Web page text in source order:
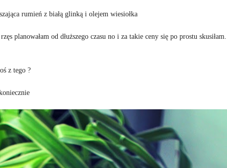
rumień z białą glinką i olejem wiesiołka
planowałam od dłuższego czasu no i za takie ceny się po prostu skusiłam.
z tego ?